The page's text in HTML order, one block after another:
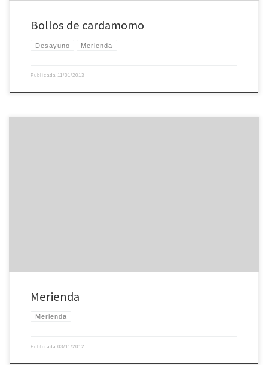
Bollos de cardamomo
Desayuno Merienda
Publicada 11/01/2013
Merienda
Merienda
Publicada 03/11/2012